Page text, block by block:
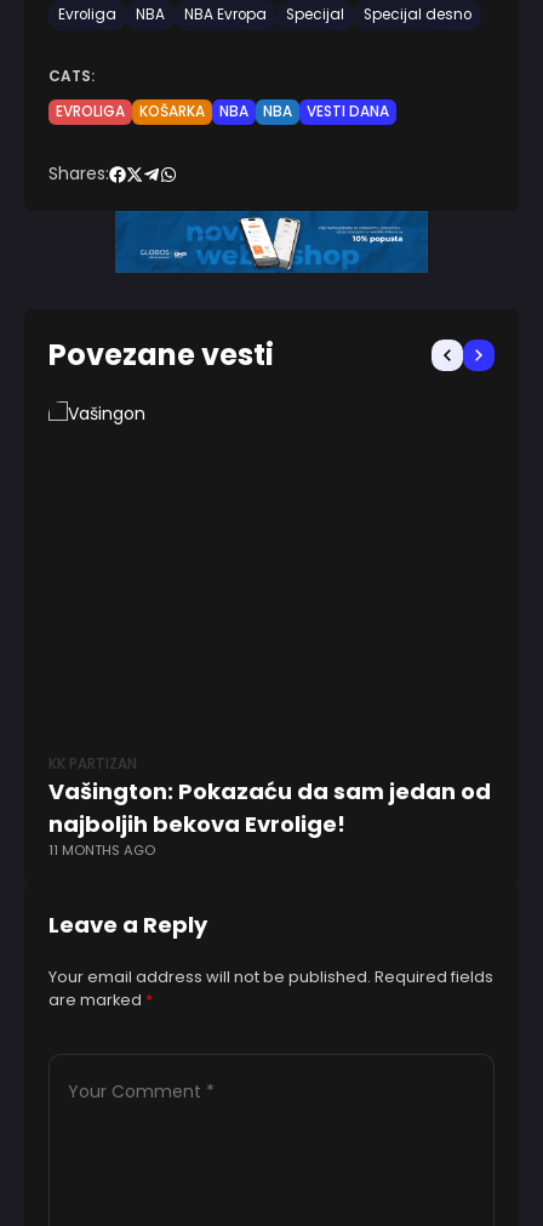
Evroliga NBA NBA Evropa Specijal Specijal desno
CATS:
EVROLIGA
KOŠARKA NBA NBA VESTI DANA
Shares:
Povezane vesti
KK PARTIZAN
Vašington: Pokazaću da sam jedan od
najboljih bekova Evrolige!
11 MONTHS AGO
Leave a Reply
Your email address will not be published. Required fields
are marked *